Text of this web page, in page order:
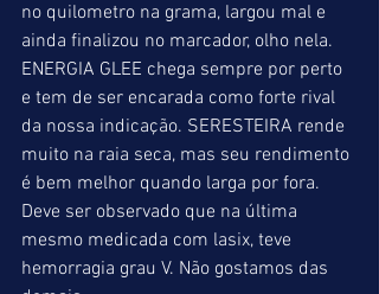
no quilometro na grama, largou mal e
ainda finalizou no marcador, olho nela.
ENERGIA GLEE chega sempre por perto
e tem de ser encarada como forte rival
da nossa indicação. SERESTEIRA rende
muito na raia seca, mas seu rendimento
é bem melhor quando larga por fora.
Deve ser observado que na última
mesmo medicada com lasix, teve
hemorragia grau V. Não gostamos das